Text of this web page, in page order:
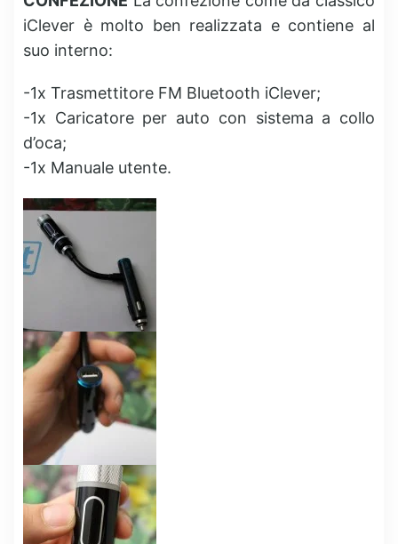
iClever è molto ben realizzata e contiene al
suo interno:
-1x Trasmettitore FM Bluetooth iClever;
-1x Caricatore per auto con sistema a collo
d’oca;
-1x Manuale utente.